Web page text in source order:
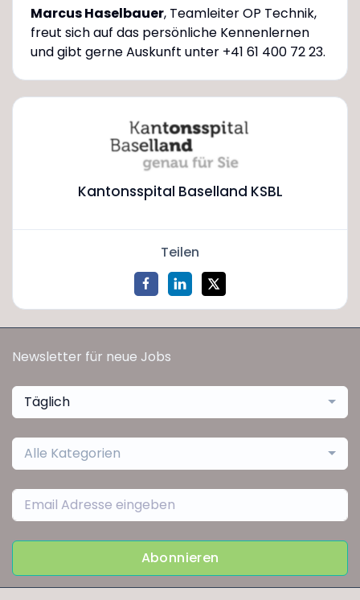
Marcus Haselbauer, Teamleiter OP Technik,
freut sich auf das persönliche Kennenlernen
und gibt gerne Auskunft unter +41 61 400 72 23.
Kantonsspital Baselland KSBL
Teilen
Newsletter für neue Jobs
Täglich
Alle Kategorien
Abonnieren